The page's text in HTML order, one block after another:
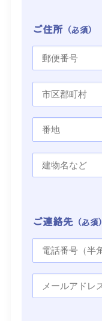
ご住所 （必須）
ご連絡先 （必須）